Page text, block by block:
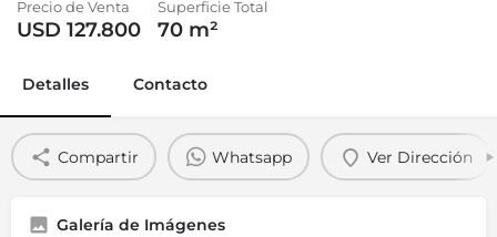
Precio de Venta
USD 127.800
Superficie Total
70 m²
Detalles Contacto
Compartir Whatsapp Ver Dirección
Galería de Imágenes